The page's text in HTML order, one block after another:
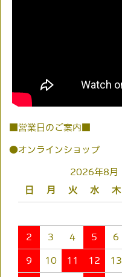
■営業日のご案内■
●オンラインショップ
2026年8月
日
月 火 水 木
2 3 4 5 6
9 10 11 12 13